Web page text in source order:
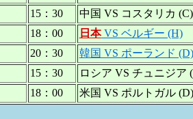
15：30
中国 VS コスタリカ (C)
18：00
日本VS ベルギー (H)
20：30
韓国 VS ポーランド (D)
15：30
ロシア VS チュニジア
18：00
米国 VS ポルトガル (D)